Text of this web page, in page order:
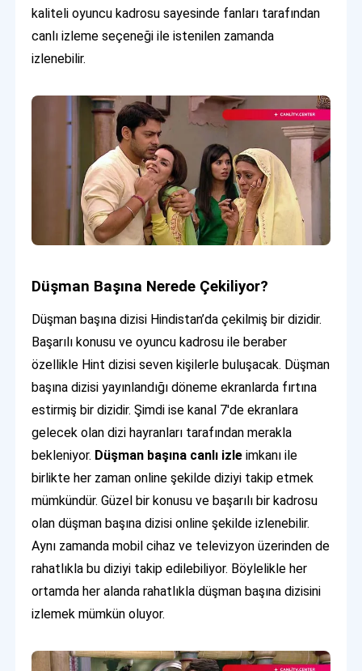
kaliteli oyuncu kadrosu sayesinde fanları tarafından
canlı izleme seçeneği ile istenilen zamanda
izlenebilir.
Düşman Başına Nerede Çekiliyor?
Düşman başına dizisi Hindistan’da çekilmiş bir dizidir.
Başarılı konusu ve oyuncu kadrosu ile beraber
özellikle Hint dizisi seven kişilerle buluşacak. Düşman
başına dizisi yayınlandığı döneme ekranlarda fırtına
estirmiş bir dizidir. Şimdi ise kanal 7'de ekranlara
gelecek olan dizi hayranları tarafından merakla
bekleniyor. Düşman başına canlı izleimkanı ile
birlikte her zaman online şekilde diziyi takip etmek
mümkündür. Güzel bir konusu ve başarılı bir kadrosu
olan düşman başına dizisi online şekilde izlenebilir.
Aynı zamanda mobil cihaz ve televizyon üzerinden de
rahatlıkla bu diziyi takip edilebiliyor. Böylelikle her
ortamda her alanda rahatlıkla düşman başına dizisini
izlemek mümkün oluyor.